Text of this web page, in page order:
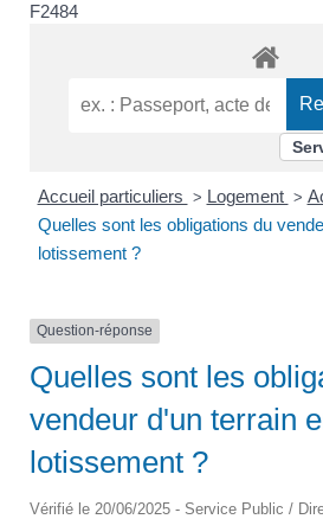
F2484
Accueil particuliers > Logement >
Quelles sont les obligations du
lotissement ?
Question-réponse
Quelles sont les
vendeur d'un terrain
lotissement ?
Vérifié le 20/06/2025 - Service Public /